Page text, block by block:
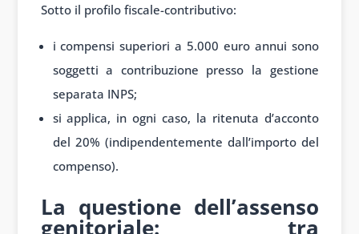
Sotto il profilo fiscale-contributivo:
i compensi superiori a 5.000 euro annui sono
soggetti a contribuzione presso la gestione
separata INPS;
si applica, in ogni caso, la ritenuta d’acconto
del 20% (indipendentemente dall’importo del
compenso).
La questione dell’assenso
genitoriale: tra